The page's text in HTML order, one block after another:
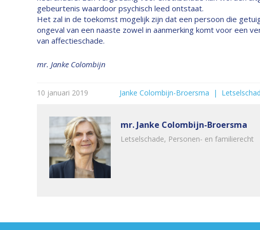
gebeurtenis waardoor psychisch leed ontstaat.
Het zal in de toekomst mogelijk zijn dat een persoon die
ongeval van een naaste zowel in aanmerking komt voor een
van affectieschade.
mr. Janke Colombijn
10 januari 2019 Janke Colombijn-Broersma
  |
mr. Janke Colombijn-Broersma
Letselschade, Personen- en familierecht